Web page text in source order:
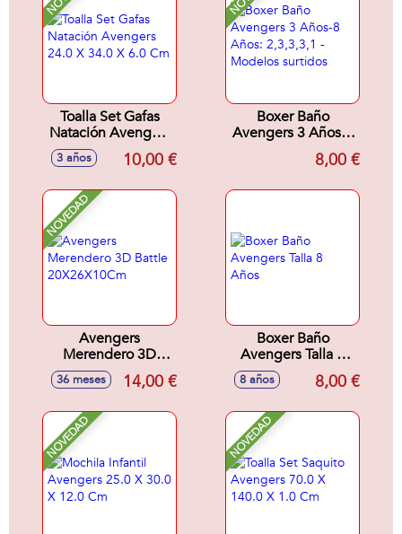
Toalla Set Gafas
Natación Avengers
24.0 X 34.0 X 6.0
3 años 10,00 €
Boxer Baño
Avengers 3 Años-8
Años: 2,3,3,3,1 -
Modelos surtidos
8,00 €
NOVEDAD
Avengers
Merendero 3D
Battle
20X26X10Cm
36 meses 14,00 €
Boxer Baño
Avengers Talla 8
Años
8 años 8,00 €
NOVEDAD NOVEDAD